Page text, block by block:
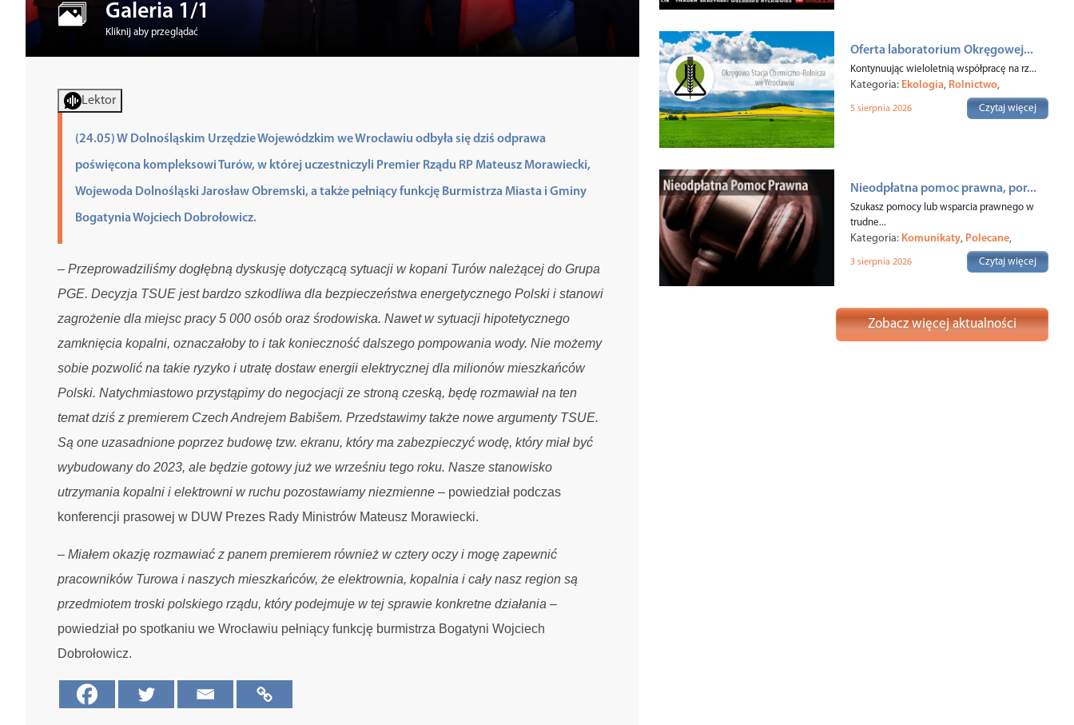
Galeria 1/1
Kliknij aby przeglądać
Lektor
(24.05) W Dolnośląskim Urzędzie Wojewódzkim we Wrocławiu odbyła się dziś odprawa
poświęcona kompleksowi Turów, w której uczestniczyli Premier Rządu RP Mateusz Morawiecki,
Wojewoda Dolnośląski Jarosław Obremski, a także pełniący funkcję Burmistrza Miasta i Gminy
Bogatynia Wojciech Dobrołowicz.
– Przeprowadziliśmy dogłębną dyskusję dotyczącą sytuacji w kopani Turów należącej do Grupa
PGE. Decyzja TSUE jest bardzo szkodliwa dla bezpieczeństwa energetycznego Polski i stanowi
zagrożenie dla miejsc pracy 5 000 osób oraz środowiska. Nawet w sytuacji hipotetycznego
zamknięcia kopalni, oznaczałoby to i tak konieczność dalszego pompowania wody. Nie możemy
sobie pozwolić na takie ryzyko i utratę dostaw energii elektrycznej dla milionów mieszkańców
Polski. Natychmiastowo przystąpimy do negocjacji ze stroną czeską, będę rozmawiał na ten
temat dziś z premierem Czech Andrejem Babišem. Przedstawimy także nowe argumenty TSUE.
Są one uzasadnione poprzez budowę tzw. ekranu, który ma zabezpieczyć wodę, który miał być
wybudowany do 2023, ale będzie gotowy już we wrześniu tego roku. Nasze stanowisko
utrzymania kopalni i elektrowni w ruchu pozostawiamy niezmienne – powiedział podczas
konferencji prasowej w DUW Prezes Rady Ministrów Mateusz Morawiecki.
– Miałem okazję rozmawiać z panem premierem również w cztery oczy i mogę zapewnić
pracowników Turowa i naszych mieszkańców, że elektrownia, kopalnia i cały nasz region są
przedmiotem troski polskiego rządu, który podejmuje w tej sprawie konkretne działania –
powiedział po spotkaniu we Wrocławiu pełniący funkcję burmistrza Bogatyni Wojciech
Dobrołowicz.
Oferta laboratorium Okręgowej...
Kontynuując wieloletnią współpracę na rz...
Kategoria: Ekologia, Rolnictwo,
5 sierpnia 2026 Czytaj więcej
Nieodpłatna pomoc prawna, por...
Szukasz pomocy lub wsparcia prawnego w
trudne...
Kategoria: Komunikaty, Polecane,
Rodzina
3 sierpnia 2026 Czytaj więcej
Zobacz więcej aktualności